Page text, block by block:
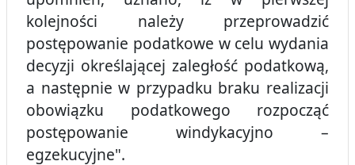
kolejności należy przeprowadzić
postępowanie podatkowe w celu wydania
decyzji określającej zaległość podatkową,
a następnie w przypadku braku realizacji
obowiązku podatkowego rozpocząć
postępowanie windykacyjno –
egzekucyjne".